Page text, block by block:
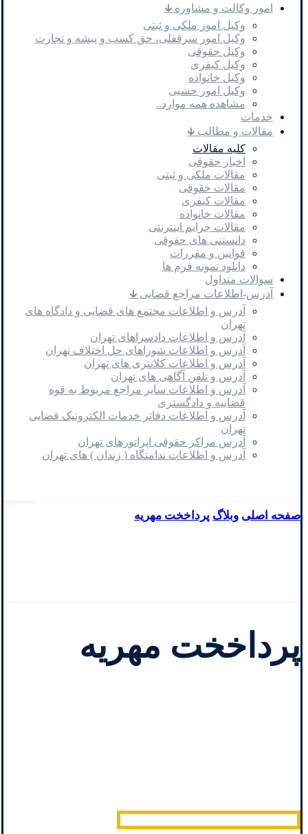
امور وکالت و مشاوره 🡳
وکیل امور ملکی و ثبتی
وکیل امور سرقفلی، حق کسب و پیشه و تجارت
وکیل حقوقی
وکیل کیفری
وکیل خانواده
وکیل امور حسبی
مشاهده همه موارد..
خدمات
مقالات و مطالب 🡳
کلیه مقالات
اخبار حقوقی
مقالات ملکی و ثبتی
مقالات حقوقی
مقالات کیفری
مقالات خانواده
مقالات جرایم اینترنتی
دانستنی های حقوقی
قوانین و مقررات
دانلود نمونه فرم ها
سوالات متداول
آدرس-اطلاعات مراجع قضایی 🡳
آدرس و اطلاعات مجتمع های قضایی و دادگاه های
تهران
آدرس و اطلاعات دادسراهای تهران
آدرس و اطلاعات شوراهای حل اختلاف تهران
آدرس و اطلاعات کلانتری های تهران
آدرس و تلفن آگاهی های تهران
آدرس و اطلاعات سایر مراجع مربوط به قوه
قضاییه و دادگستری
آدرس و اطلاعات دفاتر خدمات الکترونیک قضایی
تهران
آدرس مراکز حقوقی اپراتورهای تهران
آدرس و اطلاعات ندامتگاه ( زندان ) های تهران
صفحه اصلی وبلاگ پرداخخت مهریه
پرداخخت مهریه